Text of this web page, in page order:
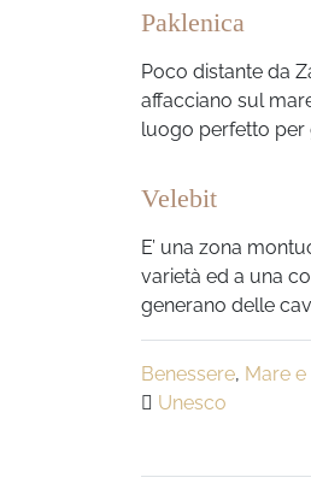
Paklenica
Poco distante da
affacciano sul
luogo perfetto per
Velebit
E’ una zona
varietà ed a una
generano delle
Benessere, Mare
Unesco